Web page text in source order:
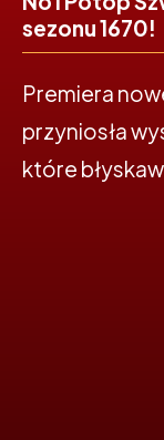
sezonu 1670!
Premiera
przyniosła
które